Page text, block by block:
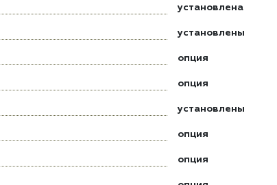
установлена
установлены
опция
опция
установлены
опция
опция